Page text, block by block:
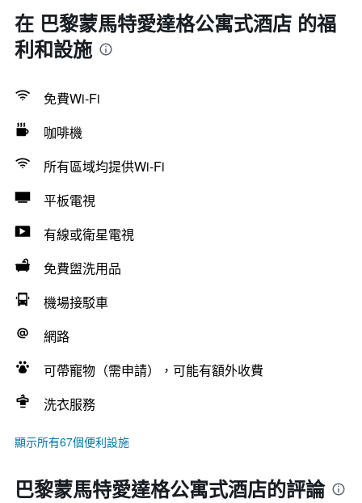
在 巴黎蒙馬特愛達格公寓式酒店 的福
利和設施
免費Wi-Fi
咖啡機
所有區域均提供Wi-Fi
平板電視
有線或衛星電視
免費盥洗用品
機場接駁車
網路
可帶寵物（需申請），可能有額外收費
洗衣服務
顯示所有67個便利設施
巴黎蒙馬特愛達格公寓式酒店的評論